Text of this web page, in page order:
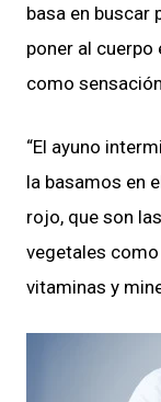
basa en buscar
poner al
como
“El ayuno
la basamos en
rojo, que son
vegetales
vitaminas y